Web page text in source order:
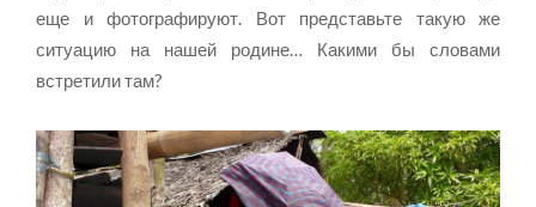
еще и фотографируют. Вот представьте такую же
ситуацию на нашей родине… Какими бы словами
встретили там?